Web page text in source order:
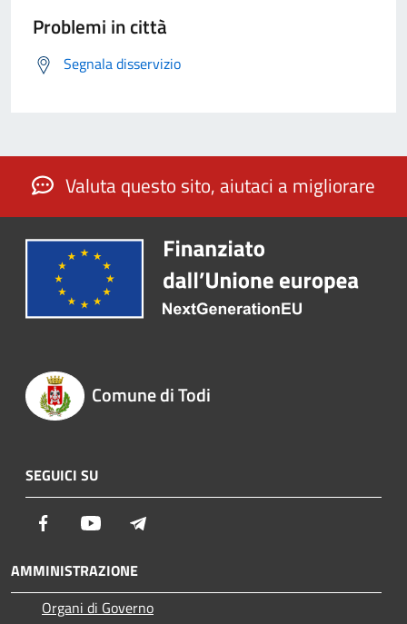
Problemi in città
Segnala disservizio
Valuta questo sito, aiutaci a migliorare
Comune di Todi
SEGUICI SU
Facebook Youtube
AMMINISTRAZIONE
Organi di Governo